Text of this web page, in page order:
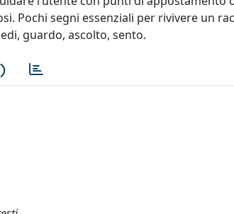
Pochi segni essenziali per rivivere un
guardo, ascolto, sento.